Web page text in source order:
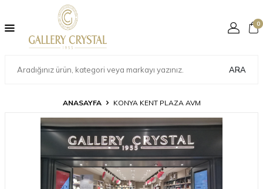
ARA
0
ANASAYFA KONYA KENT PLAZA AVM